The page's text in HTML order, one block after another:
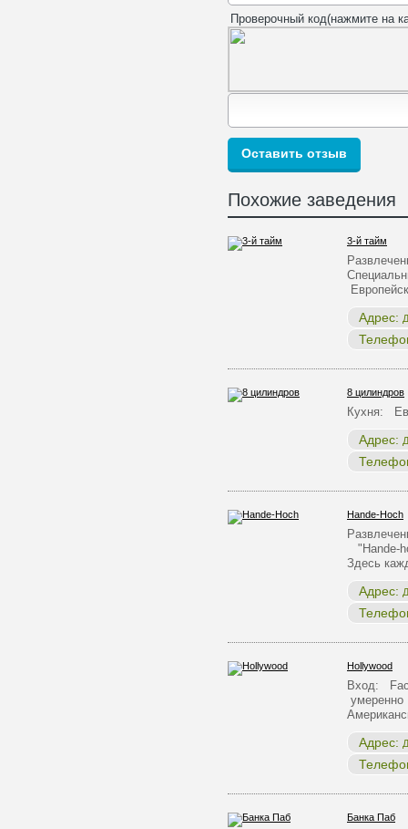
Проверочный код(нажмите на
Похожие заведения
3-й тайм
Адрес:
8 цилиндров
Кухня:
Адрес:
Hande-Hoch
"Hande-
Здесь
Адрес:
Hollywood
Вход:
умеренно
Адрес:
Банка Паб